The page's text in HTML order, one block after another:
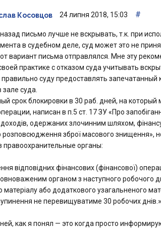
Косовцов 24 липня 2018, 15:03 #
письмо лучше не вскрывать, т.к. при
в судебном деле, суд может это не
вариант письма отправлялся. Мне эту
практике с отказом суда учитывать
правильно суду предоставлять запечатанный
суда.
срок блокировки в 30 раб. дней, на который
написан в п.5 ст. 17 ЗУ «Про
одержаних злочинним шляхом,
розповсюдження зброї масового знищення»,
органы:
відповідних фінансових (фінансової)
органом з наступного робочого
матеріалу або додаткового узагальненого
не перевищуватиме 30 робочих днів.»
как я понял — это когда просто